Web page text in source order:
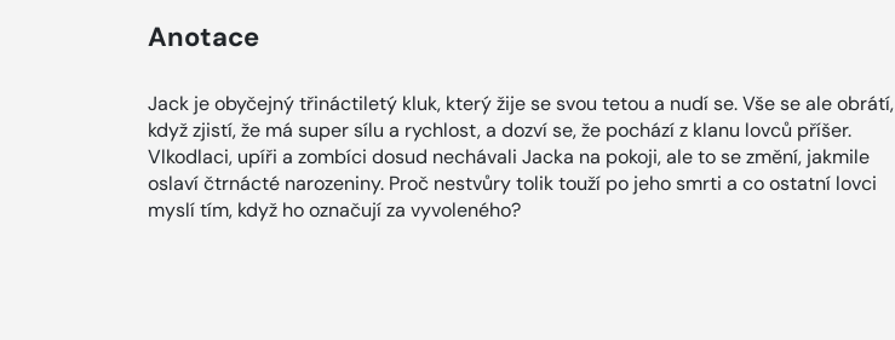
Anotace
Jack je obyčejný třináctiletý kluk, který žije se svou tetou a nudí se. Vše se ale obrátí,
když zjistí, že má super sílu a rychlost, a dozví se, že pochází z klanu lovců příšer.
Vlkodlaci, upíři a zombíci dosud nechávali Jacka na pokoji, ale to se změní, jakmile
oslaví čtrnácté narozeniny. Proč nestvůry tolik touží po jeho smrti a co ostatní lovci
myslí tím, když ho označují za vyvoleného?